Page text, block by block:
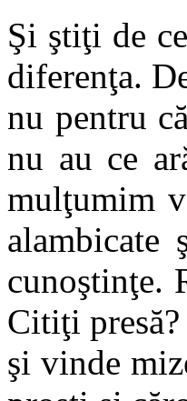
Şi ştiţi de
diferenţa.
nu pentru
nu au ce
mulţumim
alambicate
cunoştinţe.
Citiţi
şi vinde